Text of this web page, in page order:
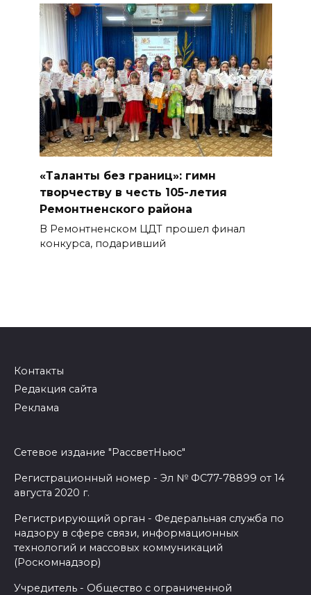
«Таланты без границ»: гимн
творчеству в честь 105-летия
Ремонтненского района
В Ремонтненском ЦДТ прошел финал
конкурса, подаривший
Контакты
Редакция сайта
Реклама
Сетевое издание "РассветНьюс"
Регистрационный номер - Эл № ФС77-78899 от 14
августа 2020 г.
Регистрирующий орган - Федеральная служба по
надзору в сфере связи, информационных
технологий и массовых коммуникаций
(Роскомнадзор)
Учредитель - Общество с ограниченной